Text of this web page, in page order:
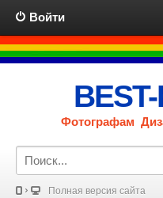
Войти
Фотографам
Полная версия сайта